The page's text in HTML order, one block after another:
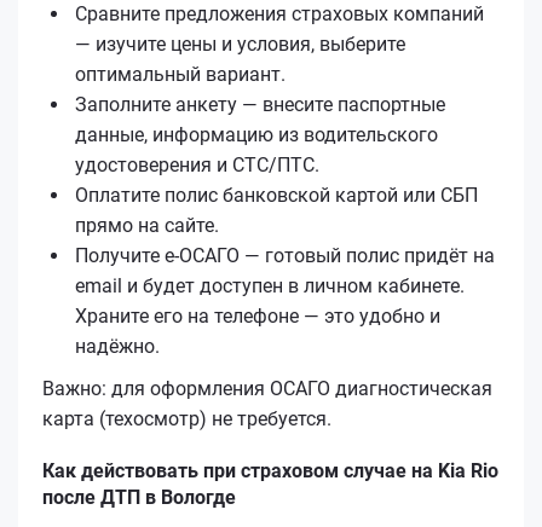
Сравните предложения страховых компаний
— изучите цены и условия, выберите
оптимальный вариант.
Заполните анкету — внесите паспортные
данные, информацию из водительского
удостоверения и СТС/ПТС.
Оплатите полис банковской картой или СБП
прямо на сайте.
Получите е‑ОСАГО — готовый полис придёт на
email и будет доступен в личном кабинете.
Храните его на телефоне — это удобно и
надёжно.
Важно: для оформления ОСАГО диагностическая
карта (техосмотр) не требуется.
Как действовать при страховом случае на Kia Rio
после ДТП в Вологде